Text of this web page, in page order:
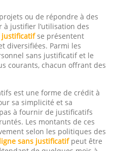
ou de répondre à des
justifier l’utilisation des
justificatifse présentent
diversifiées. Parmi les
sans justificatif et le
courants, chacun offrant des
est une forme de crédit à
sa simplicité et sa
à fournir de justificatifs
Les montants de ces
selon les politiques des
sans justificatifpeut être